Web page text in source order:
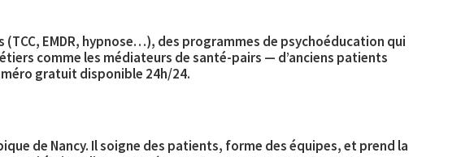
EMDR, hypnose…), des programmes de psychoéducation qui
comme les médiateurs de santé-pairs — d’anciens patients
gratuit disponible 24h/24.
de Nancy. Il soigne des patients, forme des équipes, et prend la